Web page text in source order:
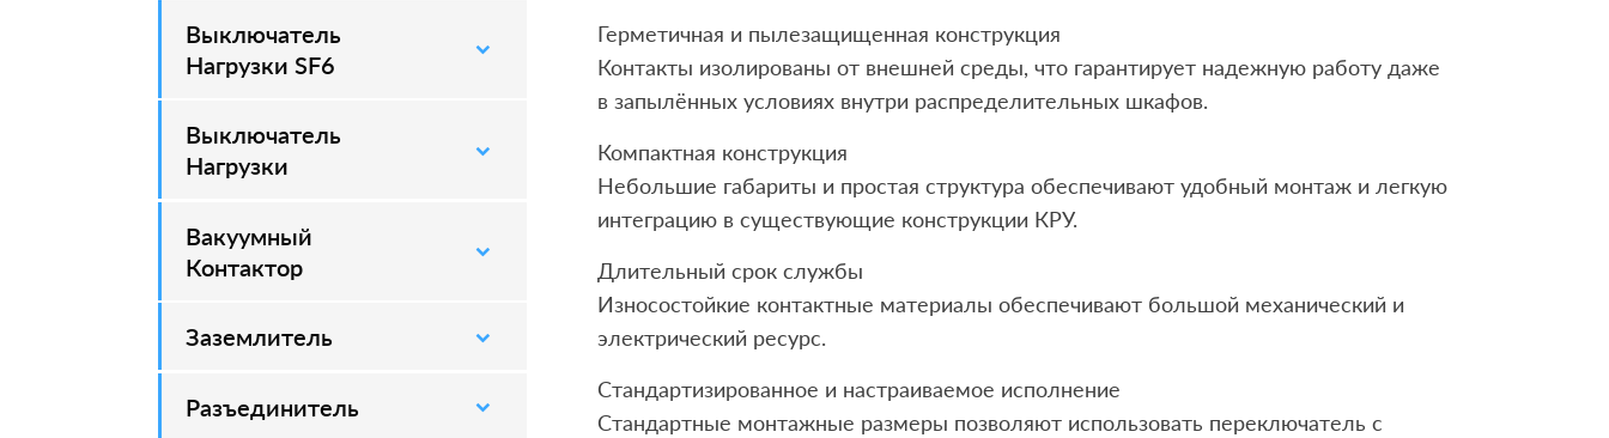
Выключатель
Нагрузки SF6
–
Выключатель
Нагрузки
–
Вакуумный
Контактор
–
Заземлитель
–
Разъединитель
–
Герметичная и пылезащищенная конструкция
Контакты изолированы от внешней среды, что гарантирует надежную работу даже
в запылённых условиях внутри распределительных шкафов.
Компактная конструкция
Небольшие габариты и простая структура обеспечивают удобный монтаж и легкую
интеграцию в существующие конструкции КРУ.
Длительный срок службы
Износостойкие контактные материалы обеспечивают большой механический и
электрический ресурс.
Стандартизированное и настраиваемое исполнение
Стандартные монтажные размеры позволяют использовать переключатель с